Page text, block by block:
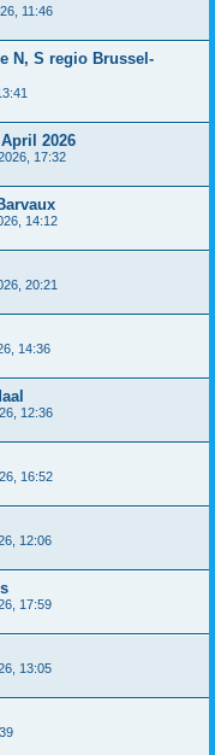
11:46
N, S regio Brussel-
2026
17:32
14:12
20:21
14:36
12:36
16:52
12:06
17:59
13:05